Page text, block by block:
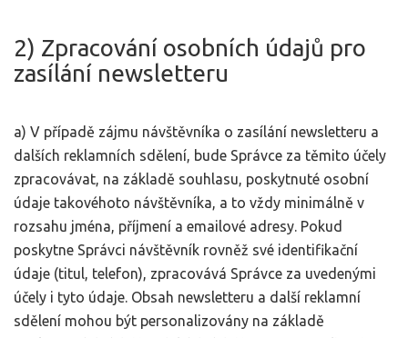
2) Zpracování osobních údajů pro
zasílání newsletteru
a) V případě zájmu návštěvníka o zasílání newsletteru a
dalších reklamních sdělení, bude Správce za těmito účely
zpracovávat, na základě souhlasu, poskytnuté osobní
údaje takovéhoto návštěvníka, a to vždy minimálně v
rozsahu jména, příjmení a emailové adresy. Pokud
poskytne Správci návštěvník rovněž své identifikační
údaje (titul, telefon), zpracovává Správce za uvedenými
účely i tyto údaje. Obsah newsletteru a další reklamní
sdělení mohou být personalizovány na základě